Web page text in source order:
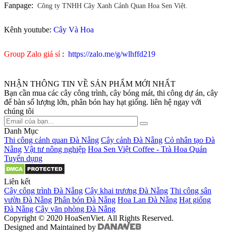
Fanpage: Công ty TNHH Cây Xanh Cảnh Quan Hoa Sen Việt.
Kênh youtube: Cây Và Hoa
Group Zalo giá sỉ : https://zalo.me/g/wlhffd219
NHẬN THÔNG TIN VỀ SẢN PHẨM MỚI NHẤT
Bạn cần mua các cây công trình, cây bóng mát, thi công dự án, cây
để bàn số lượng lớn, phân bón hay hạt giống. liên hệ ngay với
chúng tôi
Danh Mục
Thi công cảnh quan Đà Nẵng Cây cảnh Đà Nẵng Cỏ nhân tạo Đà
Nẵng Vật tư nông nghiệp Hoa Sen Việt Coffee - Trà Hoa Quán
Tuyển dụng
Liên kết
Cây công trình Đà Nẵng Cây khai trương Đà Nẵng Thi công sân
vườn Đà Nẵng Phân bón Đà Nẵng Hoa Lan Đà Nẵng Hạt giống
Đà Nẵng Cây văn phòng Đà Nẵng
Copyright © 2020 HoaSenViet. All Rights Reserved.
Designed and Maintained by